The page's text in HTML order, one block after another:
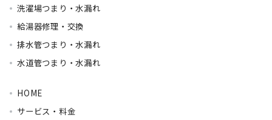
洗濯場つまり・水漏れ
給湯器修理・交換
排水管つまり・水漏れ
水道管つまり・水漏れ
HOME
サービス・料金